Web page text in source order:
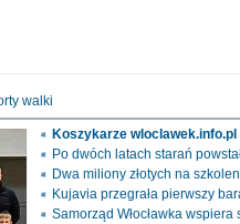
walki
Koszykarze
Po dwóch latach starań
Dwa miliony złotych na
Kujavia przegrała pierwszy
Samorząd Włocławka